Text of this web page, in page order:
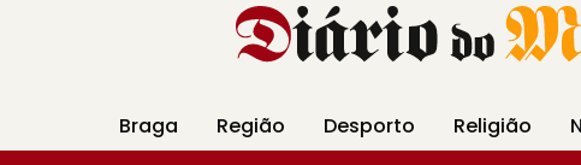
Braga Região Desporto Religião